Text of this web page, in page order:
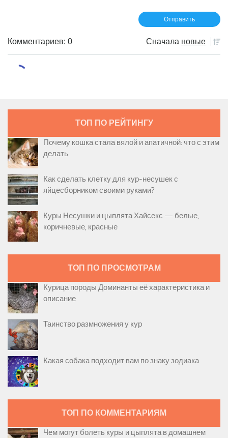
Комментариев: 0 Сначала новые
ТОП ПО РЕЙТИНГУ
Почему кошка стала вялой и апатичной: что с этим
делать
Как сделать клетку для кур-несушек с
яйцесборником своими руками?
Куры Несушки и цыплята Хайсекс — белые,
коричневые, красные
ТОП ПО ПРОСМОТРАМ
Курица породы Доминанты её характеристика и
описание
Таинство размножения у кур
Какая собака подходит вам по знаку зодиака
ТОП ПО КОММЕНТАРИЯМ
Чем могут болеть куры и цыплята в домашнем